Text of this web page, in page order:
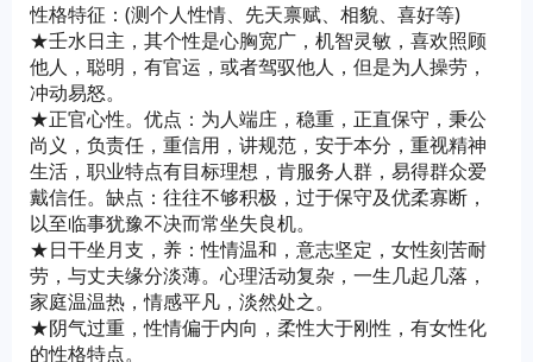
性格特征：(测个人性情、先天禀赋、相貌、喜好等)
★壬水日主，其个性是心胸宽广，机智灵敏，喜欢照顾
他人，聪明，有官运，或者驾驭他人，但是为人操劳，
冲动易怒。
★正官心性。优点：为人端庄，稳重，正直保守，秉公
尚义，负责任，重信用，讲规范，安于本分，重视精神
生活，职业特点有目标理想，肯服务人群，易得群众爱
戴信任。缺点：往往不够积极，过于保守及优柔寡断，
以至临事犹豫不决而常坐失良机。
★日干坐月支，养：性情温和，意志坚定，女性刻苦耐
劳，与丈夫缘分淡薄。心理活动复杂，一生几起几落，
家庭温温热，情感平凡，淡然处之。
★阴气过重，性情偏于内向，柔性大于刚性，有女性化
的性格特点。